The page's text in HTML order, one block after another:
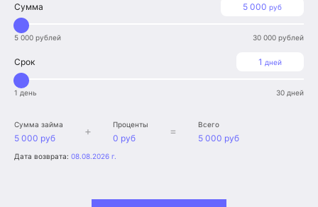
5 000 руб
Сумма
5 000 рублей 30 000 рублей
1 дней
Срок
1 день 30 дней
Сумма займа
5 000 руб
+ Проценты
0 руб
= Всего
5 000 руб
Дата возврата: 08.08.2026 г.